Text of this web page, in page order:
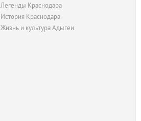
Легенды Краснодара
История Краснодара
Жизнь и культура Адыгеи